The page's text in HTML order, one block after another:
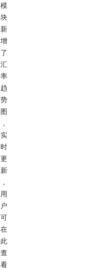
模
块
新
增
了
汇
率
趋
势
图
，
实
时
更
新
，
用
户
可
在
此
查
看